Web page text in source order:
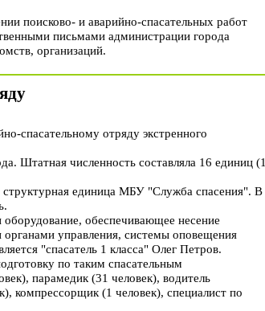
поисково- и аварийно-спасательных работ
письмами администрации города
организаций.
спасательному отряду экстренного
Штатная численность составляла 16 единиц (1
структурная единица МБУ "Служба спасения". В
обеспечивающее несение
управления, системы оповещения
"спасатель 1 класса" Олег Петров.
по таким спасательным
парамедик (31 человек), водитель
компрессорщик (1 человек), специалист по